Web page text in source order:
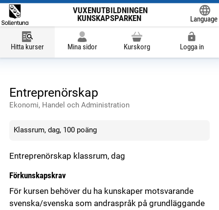
VUXENUTBILDNINGEN
KUNSKAPSPARKEN
Language
Hitta kurser Mina sidor Kurskorg Logga in
Entreprenörskap
Ekonomi, Handel och Administration
Klassrum, dag, 100 poäng
Entreprenörskap klassrum, dag
Förkunskapskrav
För kursen behöver du ha kunskaper motsvarande
svenska/svenska som andraspråk på grundläggande